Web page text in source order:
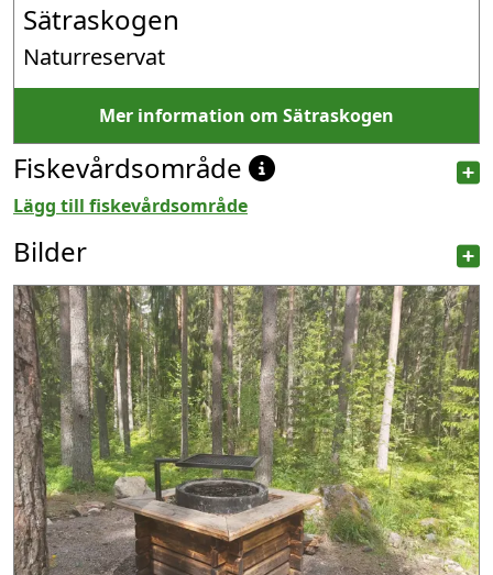
Sätraskogen
Naturreservat
Mer information om Sätraskogen
Fiskevårdsområde
Lägg till fiskevårdsområde
Bilder